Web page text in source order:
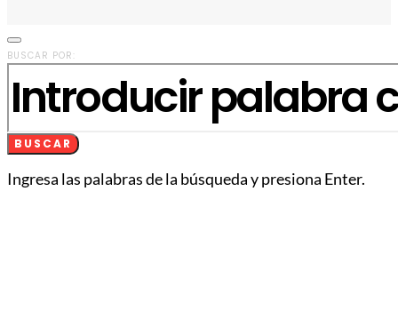
BUSCAR POR:
BUSCAR
Ingresa las palabras de la búsqueda y presiona Enter.